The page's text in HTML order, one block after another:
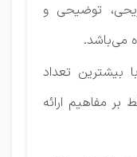
توضیحی و
می‌باشد.
تعداد
مفاهیم ارائه